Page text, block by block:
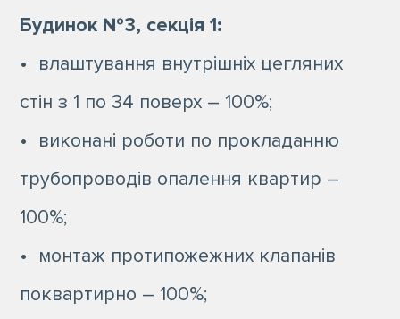
Будинок №3, секція 1:
• влаштування внутрішніх цегляних
стін з 1 по 34 поверх – 100%;
• виконані роботи по прокладанню
трубопроводів опалення квартир –
100%;
• монтаж протипожежних клапанів
поквартирно – 100%;